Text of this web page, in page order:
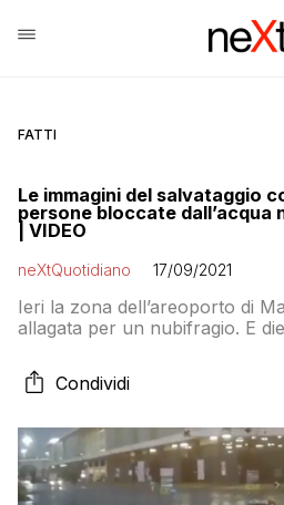
FATTI
Le immagini del salvataggio
persone bloccate dall’acqua
| VIDEO
neXtQuotidiano 17/09/2021
Ieri la zona dell’areoporto di
allagata per un nubifragio. E
Condividi